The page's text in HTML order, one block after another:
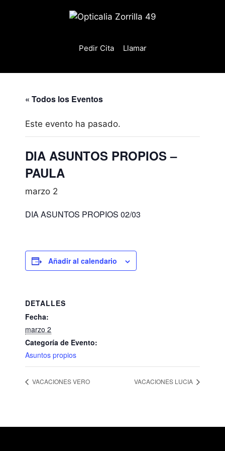
Pedir Cita Llamar
« Todos los Eventos
Este evento ha pasado.
DIA ASUNTOS PROPIOS –
PAULA
marzo 2
DIA ASUNTOS PROPIOS 02/03
Añadir al calendario
DETALLES
Fecha:
marzo 2
Categoría de Evento:
Asuntos propios
VACACIONES VERO VACACIONES LUCIA